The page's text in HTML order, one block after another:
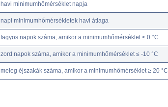
havi minimumhőmérséklet napja
napi minimumhőmérsékletek havi átlaga
fagyos napok száma, amikor a minimumhőmérséklet ≤ 0 °C
zord napok száma, amikor a minimumhőmérséklet ≤ -10 °C
meleg éjszakák száma, amikor a minimumhőmérséklet ≥ 20 °C